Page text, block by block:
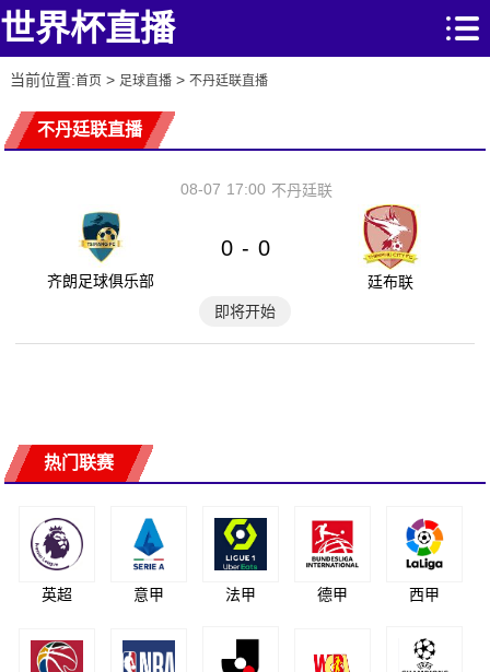
世界杯直播
当前位置:首页> 足球直播> 不丹廷联直播
不丹廷联直播
17:00
08-07 不丹廷联
齐朗足球俱乐部
0 - 0
廷布联
即将开始
热门联赛
英超 意甲 法甲 德甲 西甲